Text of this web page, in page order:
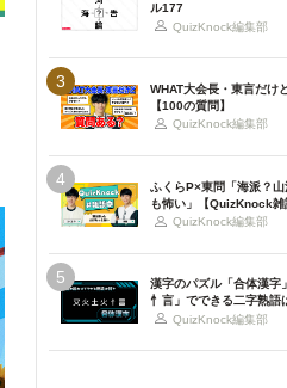
ル177
QuizKnock編集部
3
WHAT大会長・東言だけ
【100の質問】
QuizKnock編集部
4
ふくらP×東問「海派？
も怖い」【QuizKnock雑
QuizKnock編集部
5
漢字のパズル「合体漢字
忄言」でできる二字熟語
QuizKnock編集部